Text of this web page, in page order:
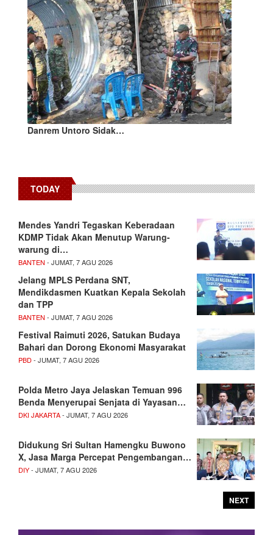
Danrem Untoro Sidak…
TODAY
Mendes Yandri Tegaskan Keberadaan
KDMP Tidak Akan Menutup Warung-
warung di…
BANTEN - JUMAT, 7 AGU 2026
Jelang MPLS Perdana SNT,
Mendikdasmen Kuatkan Kepala Sekolah
dan TPP
BANTEN - JUMAT, 7 AGU 2026
Festival Raimuti 2026, Satukan Budaya
Bahari dan Dorong Ekonomi Masyarakat
PBD- JUMAT, 7 AGU 2026
Polda Metro Jaya Jelaskan Temuan 996
Benda Menyerupai Senjata di Yayasan…
DKI JAKARTA- JUMAT, 7 AGU 2026
Didukung Sri Sultan Hamengku Buwono
X, Jasa Marga Percepat Pengembangan…
DIY- JUMAT, 7 AGU 2026
NEXT